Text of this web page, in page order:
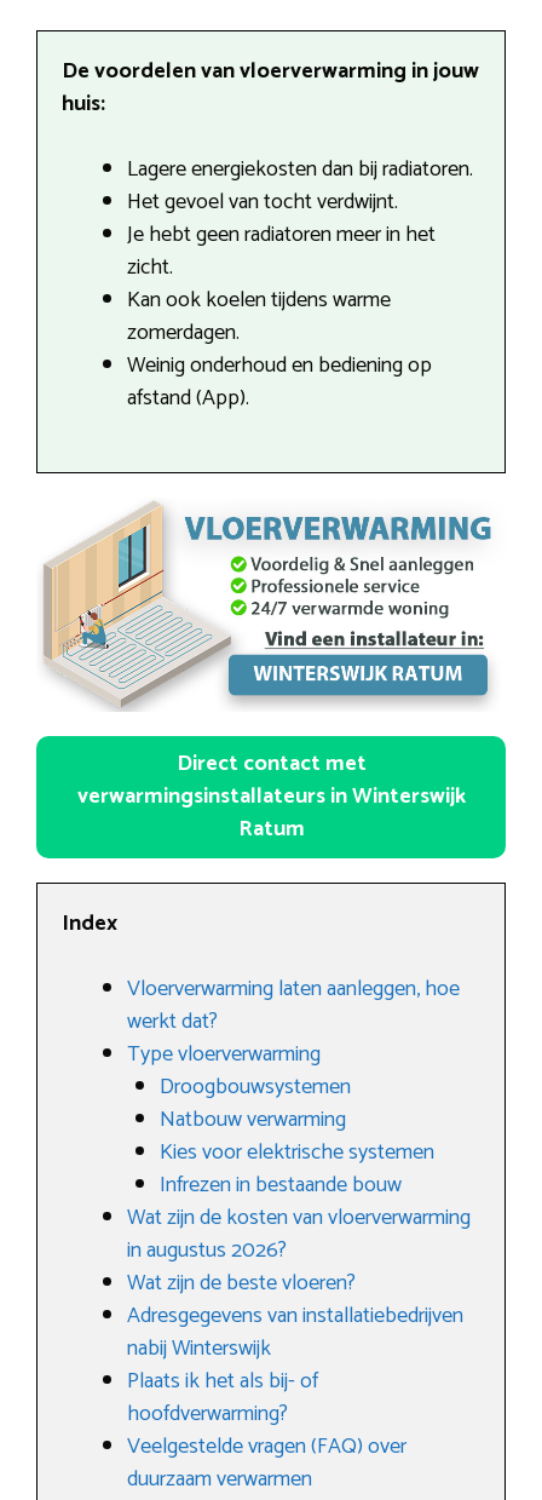
De voordelen van vloerverwarming in jouw
huis:
Lagere energiekosten dan bij radiatoren.
Het gevoel van tocht verdwijnt.
Je hebt geen radiatoren meer in het
zicht.
Kan ook koelen tijdens warme
zomerdagen.
Weinig onderhoud en bediening op
afstand (App).
Direct contact met
verwarmingsinstallateurs in Winterswijk
Ratum
Index
Vloerverwarming laten aanleggen, hoe
werkt dat?
Type vloerverwarming
Droogbouwsystemen
Natbouw verwarming
Kies voor elektrische systemen
Infrezen in bestaande bouw
Wat zijn de kosten van vloerverwarming
in augustus 2026?
Wat zijn de beste vloeren?
Adresgegevens van installatiebedrijven
nabij Winterswijk
Plaats ik het als bij- of
hoofdverwarming?
Veelgestelde vragen (FAQ) over
duurzaam verwarmen